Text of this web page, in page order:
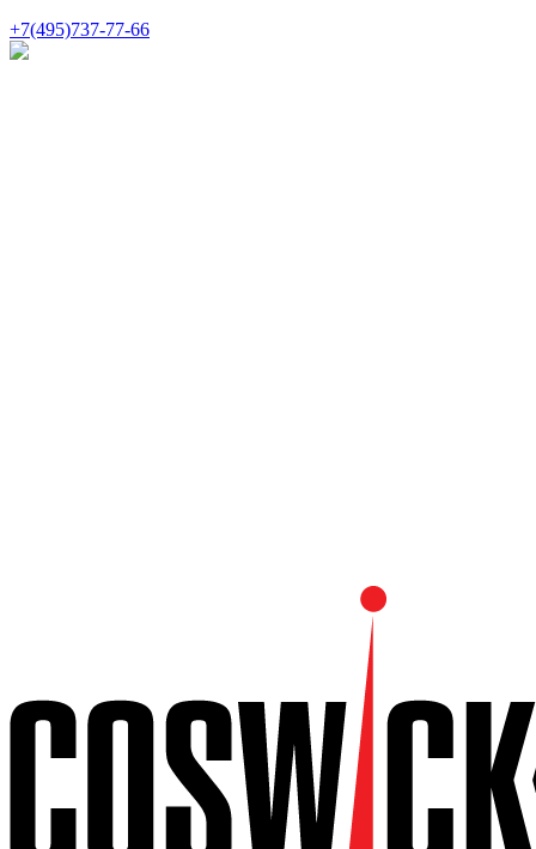
+7(495)737-77-66